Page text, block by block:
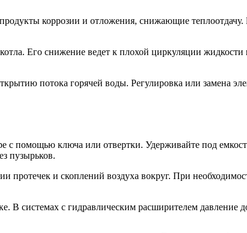
коррозии и отложения, снижающие теплоотдачу.
Его снижение ведет к плохой циркуляции
потока горячей воды. Регулировка или замена
с помощью ключа или отвертки. Удерживайте под
пузырьков.
протечек и скоплений воздуха вокруг. При
В системах с гидравлическим расширителем давление